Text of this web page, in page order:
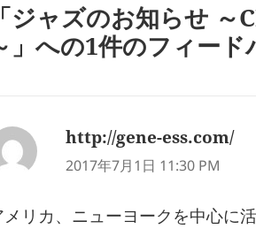
「ジャズのお知らせ
」への1件のフィード
http://gene-ess.com/よ
2017年7月1日 11:30 PM
メリカ、ニューヨークを中心に